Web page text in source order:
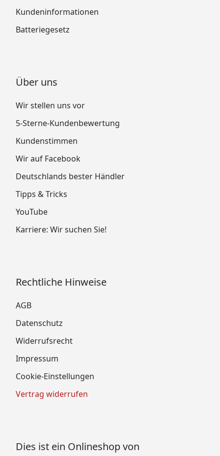
Kundeninformationen
Batteriegesetz
Über uns
Wir stellen uns vor
5-Sterne-Kundenbewertung
Kundenstimmen
Wir auf Facebook
Deutschlands bester Händler
Tipps & Tricks
YouTube
Karriere: Wir suchen Sie!
Rechtliche Hinweise
AGB
Datenschutz
Widerrufsrecht
Impressum
Cookie-Einstellungen
Vertrag widerrufen
Dies ist ein Onlineshop von